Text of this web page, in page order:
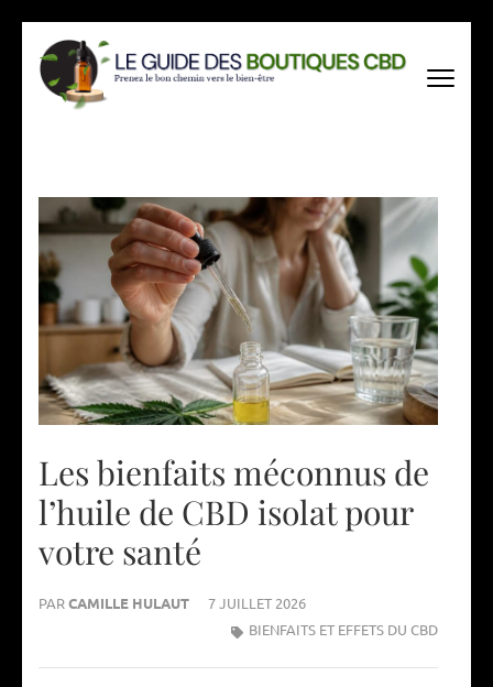
contenu
(Pressez
Les bienfaits méconnus de
l’huile de CBD isolat pour
votre santé
PARCAMILLE HULAUT
7 JUILLET 2026
BIENFAITS ET EFFETS DU CBD